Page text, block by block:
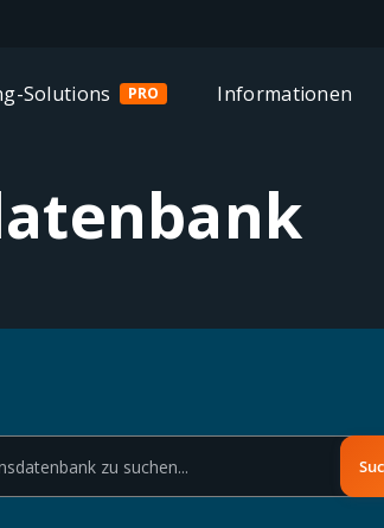
Solutions PRO Informationen